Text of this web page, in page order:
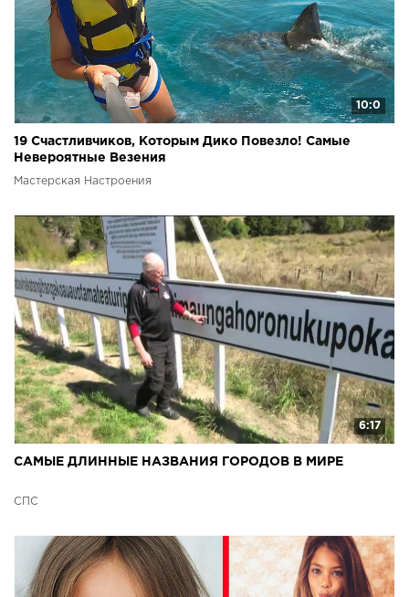
10:0
19 Счастливчиков, Которым Дико Повезло! Самые
Невероятные Везения
Мастерская Настроения
6:17
САМЫЕ ДЛИННЫЕ НАЗВАНИЯ ГОРОДОВ В МИРЕ
СПС